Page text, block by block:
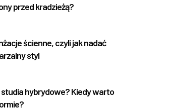
przed kradzieżą?
ścienne, czyli jak nadać
styl
studia hybrydowe? Kiedy warto